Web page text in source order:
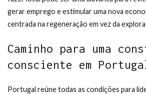
gerar emprego e estimular uma nova
centrada na regeneração em vez da
Caminho para uma
consciente em
Portugal reúne todas as condições para